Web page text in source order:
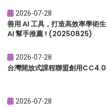
2026-07-28
善用 AI 工具，打造高效率學術
AI 幫手推薦 ! (20250825)
2026-07-28
台灣開放式課程聯盟創用
2026-07-28